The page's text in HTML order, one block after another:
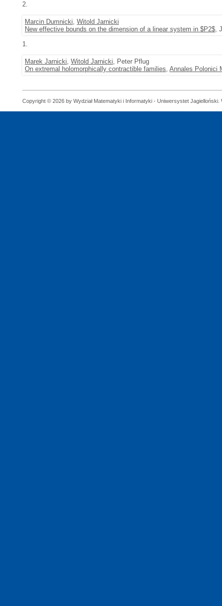
2.
Marcin Dumnicki, Witold Jarnicki
New effective bounds on the dimension of a linear system in $P2$,
1.
Marek Jarnicki, Witold Jarnicki, Peter Pflug
On extremal holomorphically contractible families, Annales Polonici
Copyright © 2026 by Wydział Matematyki i Informatyki - Uniwersystet